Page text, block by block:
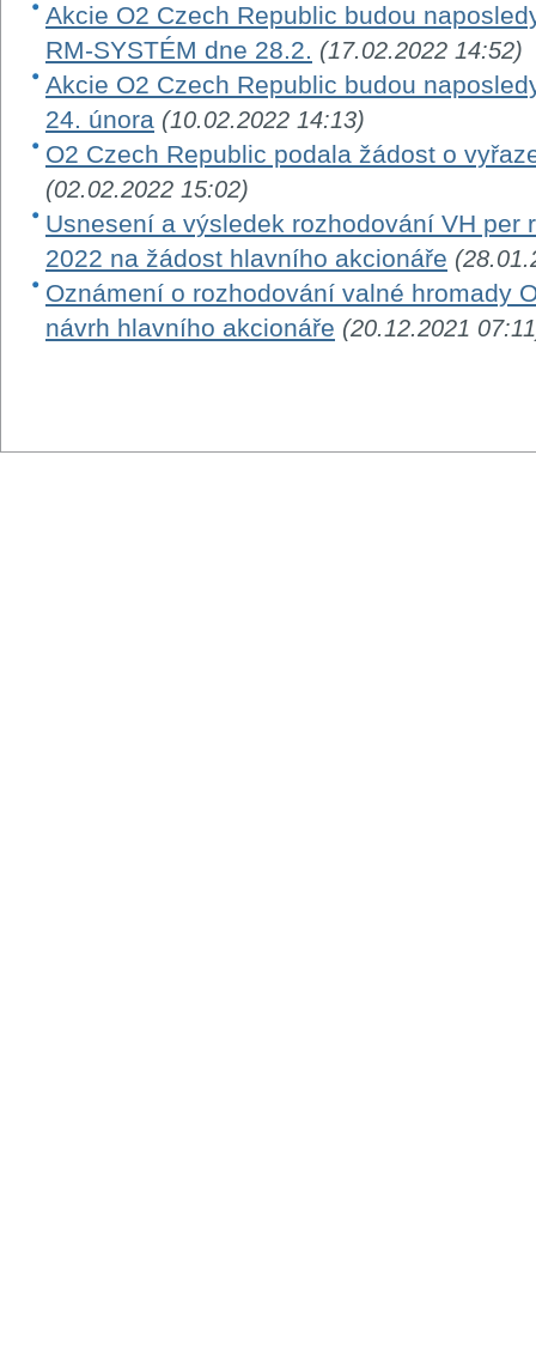
Akcie O2 Czech Republic budou
RM-SYSTÉM dne 28.2. (17.02.2022 14:52)
Akcie O2 Czech Republic budou
24. února (10.02.2022 14:13)
O2 Czech Republic podala žádost o
(02.02.2022 15:02)
Usnesení a výsledek rozhodování VH per
2022 na žádost hlavního akcionáře
Oznámení o rozhodování valné hromady
návrh hlavního akcionáře (20.12.2021